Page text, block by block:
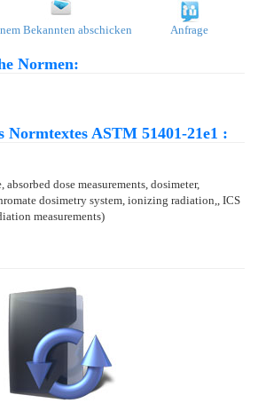
Bekannten abschicken Anfrage
Normen:
Normtextes ASTM 51401-21e1 :
absorbed dose measurements, dosimeter,
dosimetry system, ionizing radiation,, ICS
measurements)